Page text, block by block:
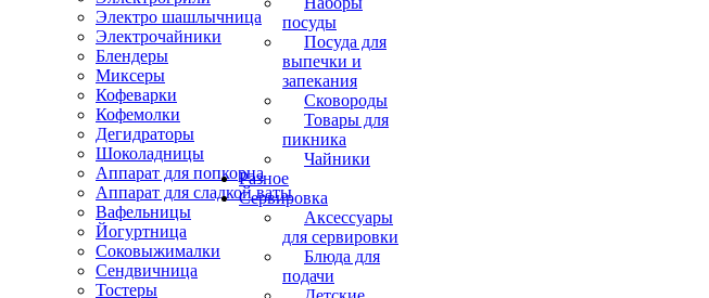
посуды
Посуда для
выпечки и
запекания
Сковороды
Товары для
пикника
Чайники
Разное
Сервировка
Аксессуары
для сервировки
Блюда для
подачи
Электро шашлычница
Электрочайники
Блендеры
Миксеры
Кофеварки
Кофемолки
Дегидраторы
Шоколадницы
Аппарат для попкорна
Аппарат для сладкой ваты
Вафельницы
Йогуртница
Соковыжималки
Сендвичница
Тостеры